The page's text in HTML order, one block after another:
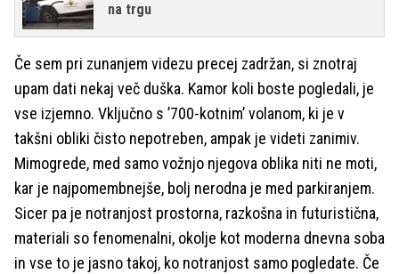
na trgu
Če sem pri zunanjem videzu precej zadržan, si znotraj
upam dati nekaj več duška. Kamor koli boste pogledali, je
vse izjemno. Vključno s ’700-kotnim’ volanom, ki je v
takšni obliki čisto nepotreben, ampak je videti zanimiv.
Mimogrede, med samo vožnjo njegova oblika niti ne moti,
kar je najpomembnejše, bolj nerodna je med parkiranjem.
Sicer pa je notranjost prostorna, razkošna in futuristična,
materiali so fenomenalni, okolje kot moderna dnevna soba
in vse to je jasno takoj, ko notranjost samo pogledate. Če